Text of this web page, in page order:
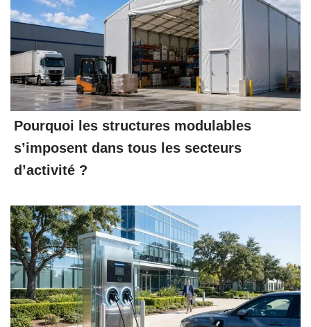
Pourquoi les structures modulables
s’imposent dans tous les secteurs
d’activité ?